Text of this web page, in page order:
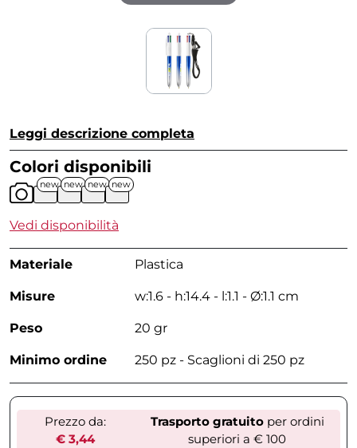
Leggi descrizione completa
Colori disponibili
new new new new
Vedi disponibilità
Materiale Plastica
Misure w:1.6 - h:14.4 - l:1.1 - Ø:1.1 cm
Peso 20 gr
Minimo ordine 250 pz - Scaglioni di 250 pz
Prezzo da:
€ 3,44
Trasporto gratuitoper ordini
superiori a € 100